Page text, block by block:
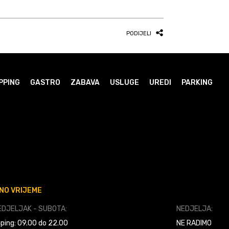
PODIJELI
GASTRO ZABAVA USLUGE UREDI PARKING
VRIJEME
- SUBOTA:
09.00 do 22.00
NEDJELJA:
NE RADIMO